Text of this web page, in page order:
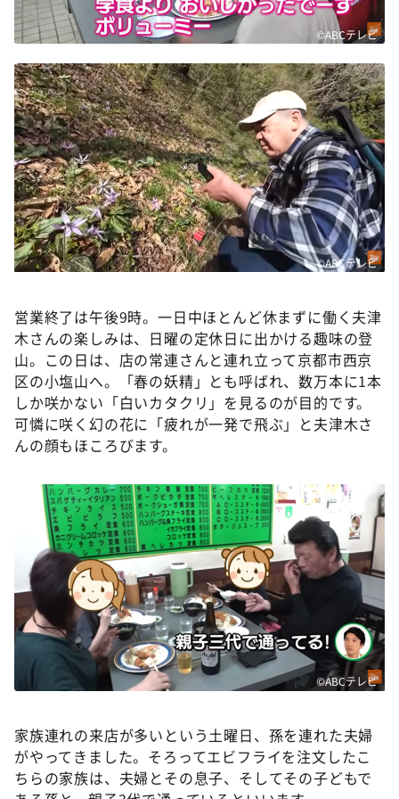
©ABCテレビ
©ABCテレビ
営業終了は午後9時。一日中ほとんど休まずに働く夫津
木さんの楽しみは、日曜の定休日に出かける趣味の登
山。この日は、店の常連さんと連れ立って京都市西京
区の小塩山へ。「春の妖精」とも呼ばれ、数万本に1本
しか咲かない「白いカタクリ」を見るのが目的です。
可憐に咲く幻の花に「疲れが一発で飛ぶ」と夫津木さ
んの顔もほころびます。
©ABCテレビ
家族連れの来店が多いという土曜日、孫を連れた夫婦
がやってきました。そろってエビフライを注文したこ
ちらの家族は、夫婦とその息子、そしてその子どもで